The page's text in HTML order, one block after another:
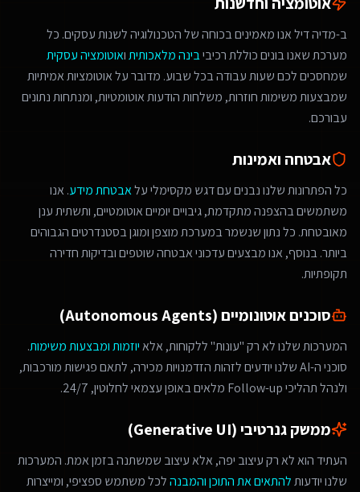
ב-מדיה דיל אנו מאמינים בכוחה של הטכנולוגיה לשנות עסקים. כל
מערכת שאנו בונים כוללת רכיביבינה מלאכותיתואוטומציה עסקית
שמחסכים לכם שעות עבודה בכל שבוע. מדובר על אוטומציות אמיתיות
שמבצעות משימות חוזרות, משלחות הודעות אוטומטיות, ומנתחות נתונים
עבורכם.
אבטחה ואמינות
כל הפתרונות שלנו נבנים עם דגש מקסימלי עלאבטחת מידע. אנו
משתמשים בהצפנה מתקדמת, גיבויים יומיים אוטומטיים, ותשתית ענן
מאובטחת. כל נתון שנשמר במערכת מוצפן ומוגן בסטנדרטים הגבוהים
ביותר. בנוסף, אנו מבצעים עדכוני אבטחה שוטפים ובדיקות חדירה
תקופתיות.
סוכנים אוטונומיים (Autonomous Agents)
המערכות שלנו לא רק "עונות" ללקוחות, אלאיוזמות ומבצעות משימות.
סוכני ה-AI שלנו יודעים לזהות הזדמנויות מכירה, לתאם פגישות מורכבות,
ולנהל תהליכי Follow-up מלאים באופן עצמאי לחלוטין, 24/7.
ממשק גנרטיבי (Generative UI)
העתיד הוא לא רק עיצוב יפה, אלא עיצוב שמשתנה בזמן אמת. המערכות
שלנו יודעותלהתאים את התוכן והמבנהלכל משתמש ספציפי, ומייצרות